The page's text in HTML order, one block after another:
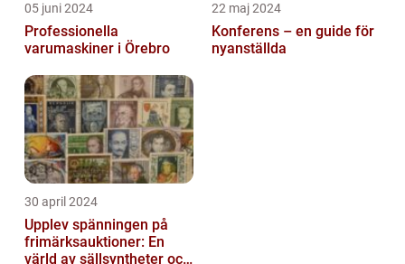
05 juni 2024
Professionella
varumaskiner i Örebro
22 maj 2024
Konferens – en guide för
nyanställda
30 april 2024
Upplev spänningen på
frimärksauktioner: En
värld av sällsyntheter och